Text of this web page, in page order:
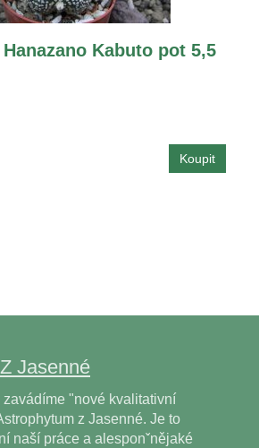
Kabuto pot 5,5
Jasenné
"nové kvalitativní
z Jasenné. Je to
naší práce a alesponˇnějaké